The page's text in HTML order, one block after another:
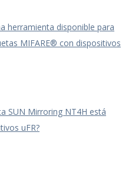
herramienta disponible para
MIFARE® con dispositivos
SUN Mirroring NT4H está
uFR?